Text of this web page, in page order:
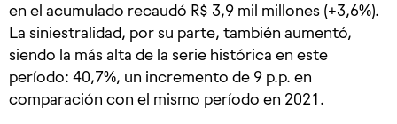
en el acumulado recaudó R$ 3,9 mil millones (+3,6%).
La siniestralidad, por su parte, también aumentó,
siendo la más alta de la serie histórica en este
período: 40,7%, un incremento de 9 p.p. en
comparación con el mismo período en 2021.